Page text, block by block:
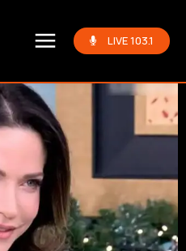
LIVE 103.1